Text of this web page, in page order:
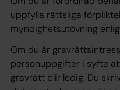
uppfylla rättsliga
myndighetsutövning
Om du är
personuppgifter i syfte
gravrätt blir ledig. Du